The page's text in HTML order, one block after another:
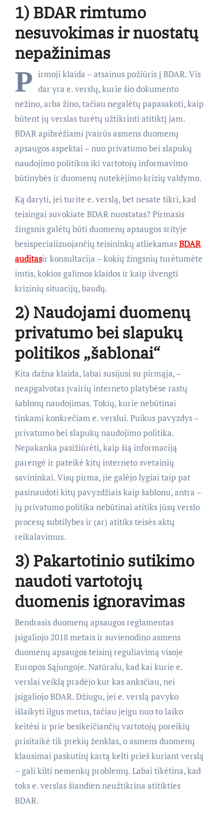
1) BDAR rimtumo
nesuvokimas ir nuostatų
nepažinimas
P irmoji klaida – atsainus požiūris į BDAR. Vis
dar yra e. verslų, kurie šio dokumento
nežino, arba žino, tačiau negalėtų papasakoti, kaip
būtent jų verslas turėtų užtikrinti atitiktį jam.
BDAR apibrėžiami įvairūs asmens duomenų
apsaugos aspektai – nuo privatumo bei slapukų
naudojimo politikos iki vartotojų informavimo
būtinybės ir duomenų nutekėjimo krizių valdymo.
Ką daryti, jei turite e. verslą, bet nesate tikri, kad
teisingai suvokiate BDAR nuostatas? Pirmasis
žingsnis galėtų būti duomenų apsaugos srityje
besispecializuojančių teisininkų atliekamasBDAR
auditasir konsultacija – kokių žingsnių turėtumėte
imtis, kokios galimos klaidos ir kaip išvengti
krizinių situacijų, baudų.
2) Naudojami duomenų
privatumo bei slapukų
politikos „šablonai“
Kita dažna klaida, labai susijusi su pirmąja, –
neapgalvotas įvairių interneto platybėse rastų
šablonų naudojimas. Tokių, kurie nebūtinai
tinkami konkrečiam e. verslui. Puikus pavyzdys –
privatumo bei slapukų naudojimo politika.
Nepakanka pasižiūrėti, kaip šią informaciją
parengė ir pateikė kitų interneto svetainių
savininkai. Visų pirma, jie galėjo lygiai taip pat
pasinaudoti kitų pavyzdžiais kaip šablonu, antra –
jų privatumo politika nebūtinai atitiks jūsų verslo
procesų subtilybes ir (ar) atitiks teisės aktų
reikalavimus.
3) Pakartotinio sutikimo
naudoti vartotojų
duomenis ignoravimas
Bendrasis duomenų apsaugos reglamentas
įsigaliojo 2018 metais ir suvienodino asmens
duomenų apsaugos teisinį reguliavimą visoje
Europos Sąjungoje. Natūralu, kad kai kurie e.
verslai veiklą pradėjo kur kas anksčiau, nei
įsigaliojo BDAR. Džiugu, jei e. verslą pavyko
išlaikyti ilgus metus, tačiau jeigu nuo to laiko
keitėsi ir prie besikeičiančių vartotojų poreikių
prisitaikė tik prekių ženklas, o asmens duomenų
klausimai paskutinį kartą kelti prieš kuriant verslą
– gali kilti nemenkų problemų. Labai tikėtina, kad
toks e. verslas šiandien neužtikrina atitikties
BDAR.